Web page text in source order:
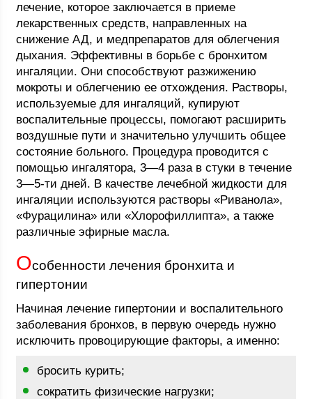
лечение, которое заключается в приеме
лекарственных средств, направленных на
снижение АД, и медпрепаратов для облегчения
дыхания. Эффективны в борьбе с бронхитом
ингаляции. Они способствуют разжижению
мокроты и облегчению ее отхождения. Растворы,
используемые для ингаляций, купируют
воспалительные процессы, помогают расширить
воздушные пути и значительно улучшить общее
состояние больного. Процедура проводится с
помощью ингалятора, 3—4 раза в стуки в течение
3—5-ти дней. В качестве лечебной жидкости для
ингаляции используются растворы «Риванола»,
«Фурацилина» или «Хлорофиллипта», а также
различные эфирные масла.
Особенности лечения бронхита и
гипертонии
Начиная лечение гипертонии и воспалительного
заболевания бронхов, в первую очередь нужно
исключить провоцирующие факторы, а именно:
бросить курить;
сократить физические нагрузки;